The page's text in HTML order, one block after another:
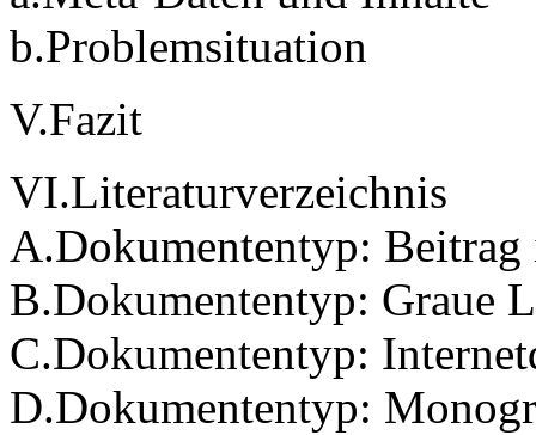
b.Problemsituation
V.Fazit
VI.Literaturverzeichnis
A.Dokumententyp: Beitrag
B.Dokumententyp: Graue
C.Dokumententyp:
D.Dokumententyp: